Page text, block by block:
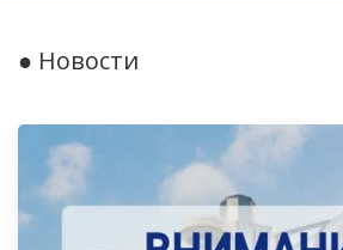
● Новости